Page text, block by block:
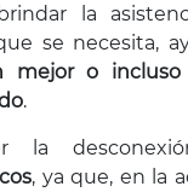
la
se necesita,
mejor o
.
la
, ya que, en la